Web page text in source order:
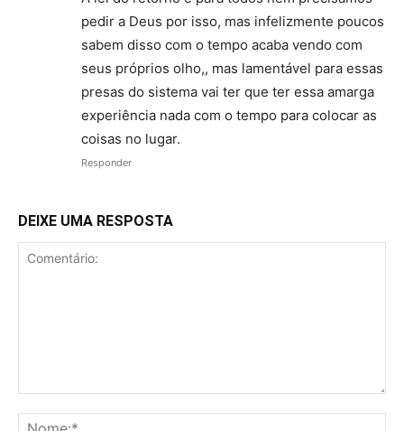
pedir a Deus por isso, mas infelizmente poucos
sabem disso com o tempo acaba vendo com
seus próprios olho,, mas lamentável para essas
presas do sistema vai ter que ter essa amarga
experiência nada com o tempo para colocar as
coisas no lugar.
Responder
DEIXE UMA RESPOSTA